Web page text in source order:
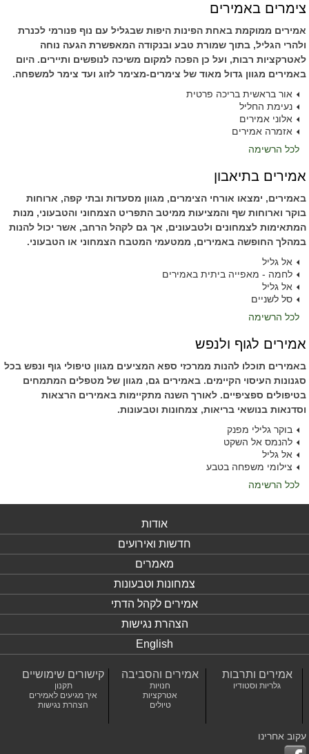
צימרים באמירים
אמירים ממוקמת באחת הפינות היפות שבגליל עם נוף פנורמי לכנרת
ולהרי הגליל, בתוך שמורת טבע ובנקודה המאפשרת הגעה נוחה
לאטרקציות רבות, ועל כן הפכה למקום משיכה לנופשים ותיירים. היום
באמירים מגוון גדול מאוד של צימרים-מצימר לזוג ועד צימר למשפחה.
אור בראשית בריכה פרטית
נעימת החליל
אלוני אמירים
אזמרה אמירים
לכל הרשימה
אמירים בתיאבון
באמירים, ימצאו אורחי הצימרים, מגוון מסעדות ובתי קפה, ארוחות
בוקר וארוחות שף והמציעות ממיטב התפריט הצמחוני והטבעוני, מנות
המתאימות לצמחונים ולטבעונים, אך גם לקהל הרחב, אשר יכול להנות
במהלך החופשה באמירים, ממטעמי המטבח הצמחוני או הטבעוני.
אל גליל
לחמה - מאפייה ביתית באמירים
אל גליל
סל לשניים
לכל הרשימה
אמירים לגוף ולנפש
באמירים תוכלו להנות ממרכזי ספא המציעים מגוון טיפולי גוף ונפש בכל
סגנונות העיסוי הקיימים. באמירים גם, מגוון של מטפלים המתמחים
בטיפולים ספציפיים. לאורך השנה מתקיימות באמירים הרצאות
וסדנאות בנושאי בריאות, צמחונות וטבעונות.
בוקר גלילי מפנק
להנמס אל השקט
אל גליל
צילומי משפחה בטבע
לכל הרשימה
אודות
חדשות ואירועים
מאמרים
צמחונות וטבעונות
אמירים לקהל הדתי
הצהרת נגישות
English
אמירים ותרבות
גלריות וסטודיו
אמירים והסביבה
חנויות
אטרקציות
טיולים
קישורים שימושיים
תקנון
איך מגיעים לאמירים
הצהרת נגישות
עקוב אחרינו